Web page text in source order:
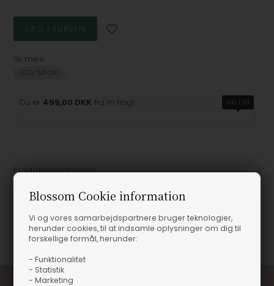
Blossom Cookie information
Vi og vores samarbejdspartnere bruger teknologier,
herunder cookies, til at indsamle oplysninger om dig til
forskellige formål, herunder:
- Funktionalitet
- Statistik
- Marketing
Se mere
DDD IMPORT
Du er 499,00 DKK fra fri fragt 499 DKK
Produktinformation
PECANNØDDER, SALTET
Varenummer 28148-71075940